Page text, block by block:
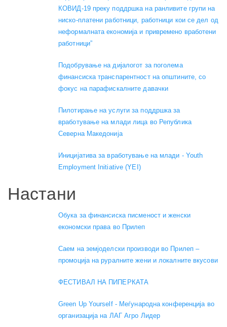
КОВИД-19 преку поддршка на ранливите групи на
ниско-платени работници, работници кои се дел од
неформалната економија и привремено вработени
работници”
Подобрување на дијалогот за поголема
финансиска транспарентност на општините, со
фокус на парафискалните давачки
Пилотирање на услуги за поддршка за
вработување на млади лица во Република
Северна Македонија
Иницијатива за вработување на млади - Youth
Employment Initiative (YEI)
Настани
Обука за финансиска писменост и женски
економски права во Прилеп
Саем на земјоделски производи во Прилеп –
промоција на руралните жени и локалните вкусови
ФЕСТИВАЛ НА ПИПЕРКАТА
Green Up Yourself - Меѓународна конференција во
организација на ЛАГ Агро Лидер